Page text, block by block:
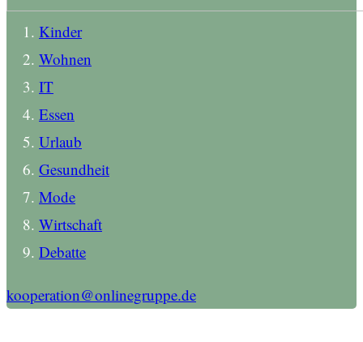
Kinder
Wohnen
IT
Essen
Urlaub
Gesundheit
Mode
Wirtschaft
Debatte
kooperation@onlinegruppe.de